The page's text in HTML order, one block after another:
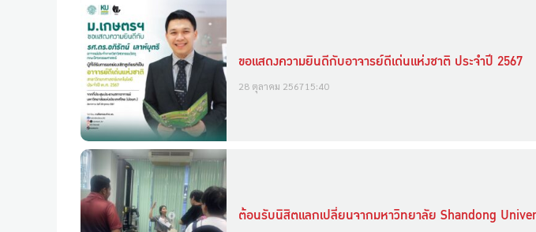
ขอแสดงความยินดีกับอาจารย์ดีเด่นแห่งชาติ ประจำปี 2567
28 ตุลาคม 256715:40
ต้อนรับนิสิตแลกเปลี่ยนจากมหาวิทยาลัย Shandong